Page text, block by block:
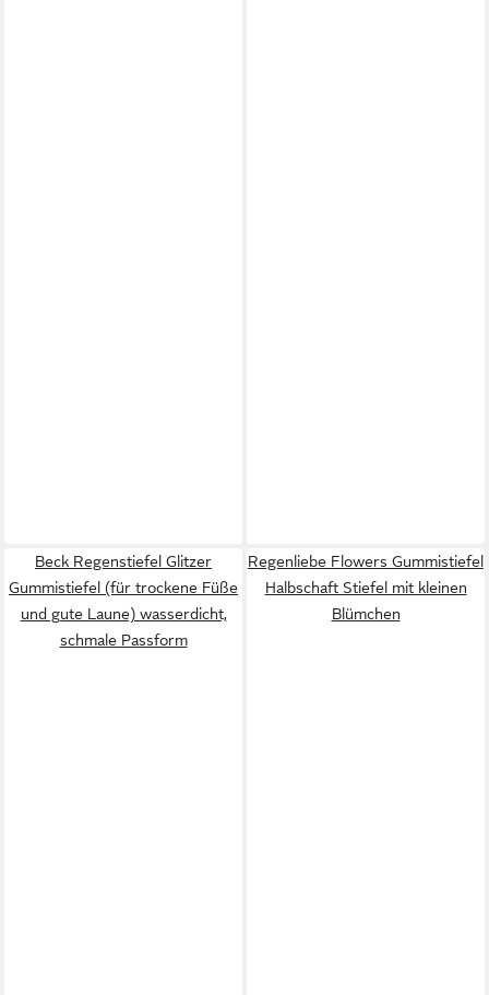
Beck Regenstiefel Glitzer
Gummistiefel (für trockene Füße
und gute Laune) wasserdicht,
schmale Passform
Regenliebe Flowers Gummistiefel
Halbschaft Stiefel mit kleinen
Blümchen